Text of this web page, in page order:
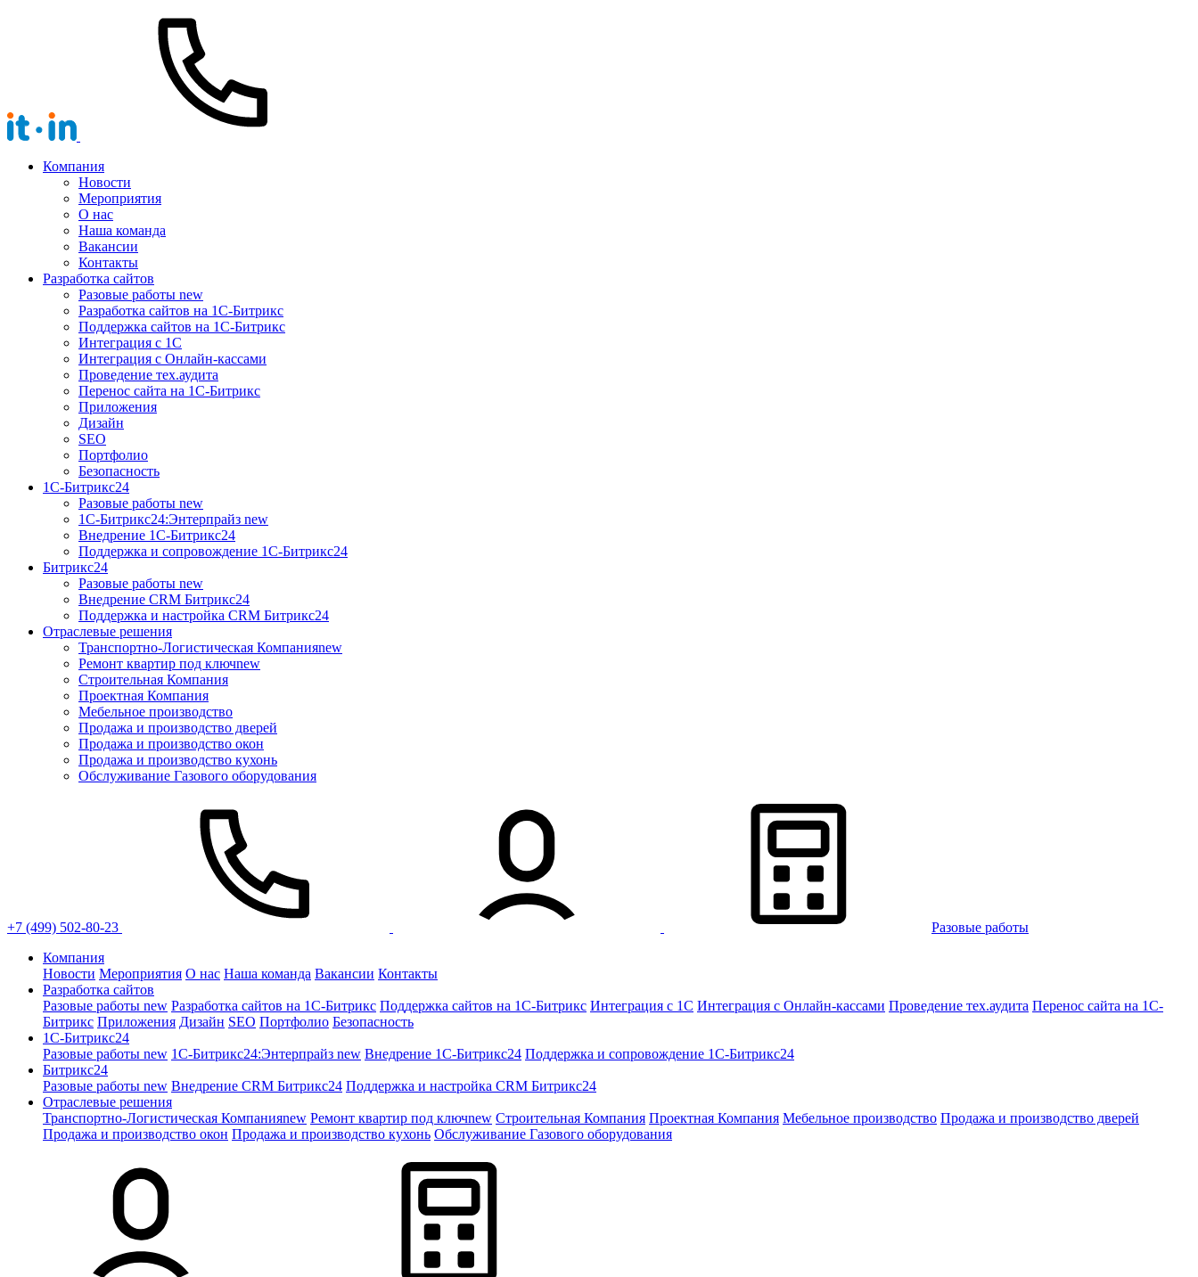
Компания
Новости
Мероприятия
О нас
Наша команда
Вакансии
Контакты
Разработка сайтов
Разовые работы new
Разработка сайтов на 1С-Битрикс
Поддержка сайтов на 1С-Битрикс
Интеграция с 1С
Интеграция с Онлайн-кассами
Проведение тех.аудита
Перенос сайта на 1С-Битрикс
Приложения
Дизайн
SEO
Портфолио
Безопасность
1C-Битрикс24
Разовые работы new
1С-Битрикс24:Энтерпрайз new
Внедрение 1C-Битрикс24
Поддержка и сопровождение 1С-Битрикс24
Битрикс24
Разовые работы new
Внедрение CRM Битрикс24
Поддержка и настройка CRM Битрикс24
Отраслевые решения
Транспортно-Логистическая Компанияnew
Ремонт квартир под ключnew
Строительная Компания
Проектная Компания
Мебельное производство
Продажа и производство дверей
Продажа и производство окон
Продажа и производство кухонь
Обслуживание Газового оборудования
+7 (499) 502-80-23
Разовые работы
Компания
Новости Мероприятия О нас Наша команда Вакансии Контакты
Разработка сайтов
Разовые работы new Разработка сайтов на 1С-Битрикс Поддержка сайтов на 1С-Битрикс Интеграция с 1С Интеграция с Онлайн-кассами Проведение тех.аудита Перенос сайта на 1С-
Битрикс Приложения Дизайн SEO Портфолио Безопасность
1C-Битрикс24
Разовые работы new 1С-Битрикс24:Энтерпрайз new Внедрение 1C-Битрикс24 Поддержка и сопровождение 1С-Битрикс24
Битрикс24
Разовые работы new Внедрение CRM Битрикс24 Поддержка и настройка CRM Битрикс24
Отраслевые решения
Транспортно-Логистическая Компанияnew Ремонт квартир под ключnew Строительная Компания Проектная Компания Мебельное производство Продажа и производство дверей
Продажа и производство окон Продажа и производство кухонь Обслуживание Газового оборудования